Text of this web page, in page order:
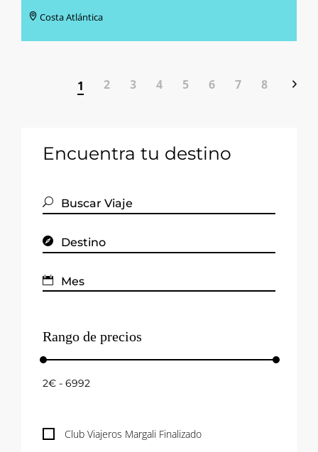
Costa Atlántica
1 2 3 4 5 6 7 8
Encuentra tu destino
Rango de precios
Club Viajeros Margali Finalizado